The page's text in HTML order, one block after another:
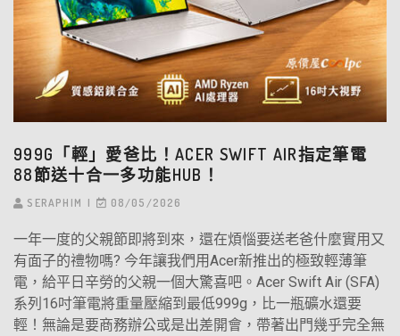
999G「輕」愛爸比！ACER SWIFT AIR指定筆電
88節送十合一多功能HUB！
SERAPHIM 08/05/2026
一年一度的父親節即將到來，還在煩惱要送老爸什麼實用又
有面子的禮物嗎? 今年讓我們用Acer新推出的極致輕薄筆
電，給平日辛勞的父親一個大驚喜吧。Acer Swift Air (SFA)
系列16吋筆電將重量壓縮到最低999g，比一瓶礦水還要
輕！無論是要商務辦公或是出差開會，帶著出門幾乎完全無